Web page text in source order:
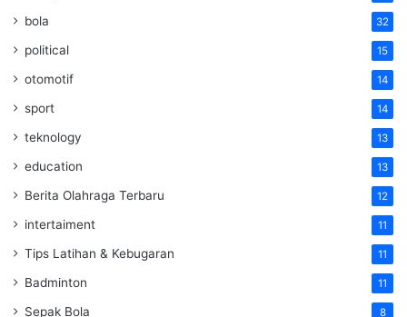
bola 32
political 15
otomotif 14
sport 14
teknology 13
education 13
Berita Olahraga Terbaru 12
intertaiment 11
Tips Latihan & Kebugaran 11
Badminton 11
Sepak Bola 8